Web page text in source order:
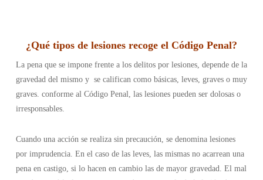
¿Qué tipos de lesiones recoge el Código Penal?
La pena que se impone frente a los delitos por lesiones, depende de la
gravedad del mismo y se califican como básicas, leves, graves o muy
graves. conforme al Código Penal, las lesiones pueden ser dolosas o
irresponsables.
Cuando una acción se realiza sin precaución, se denomina lesiones
por imprudencia. En el caso de las leves, las mismas no acarrean una
pena en castigo, si lo hacen en cambio las de mayor gravedad. El mal